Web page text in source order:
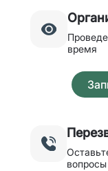
время
вопросы